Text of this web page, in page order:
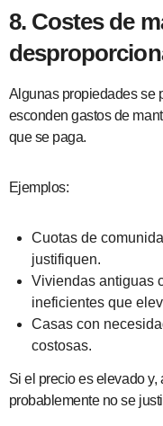
8. Costes de
Algunas propiedades se
esconden gastos de
que se paga.
Ejemplos:
Cuotas de
justifiquen.
Viviendas antiguas
ineficientes que
Casas con
costosas.
Si el precio es elevado y,
probablemente no se